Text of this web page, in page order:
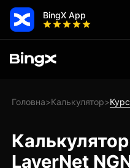
BingX App
Головна>Калькулятор>
Калькулятор
LayerNet